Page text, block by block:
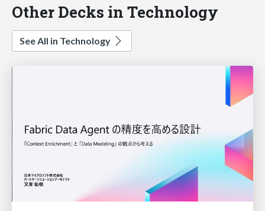
Other Decks in Technology
See All in Technology